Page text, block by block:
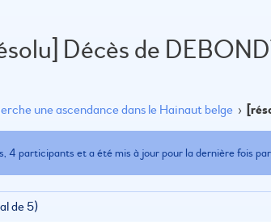
Décès de
une ascendance dans le Hainaut belge ›
4 participants et a été mis à jour pour la dernière fois par
de 5)